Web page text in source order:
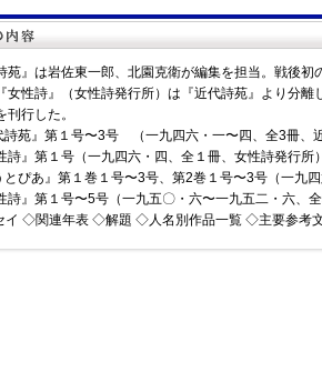
苑』は岩佐東一郎、北園克衛が編集を担当。戦後
女性詩』（女性詩発行所）は『近代詩苑』より分
刊行した。
苑』第１号〜3号 （一九四六・一〜四、全3冊、近
』第１号（一九四六・四、全１冊、女性詩発行所）
ぴあ』第１巻１号〜3号、第2巻１号〜3号（一九
』第１号〜5号（一九五〇・六〜一九五二・六、全
イ ◇関連年表 ◇解題 ◇人名別作品一覧 ◇主要参考